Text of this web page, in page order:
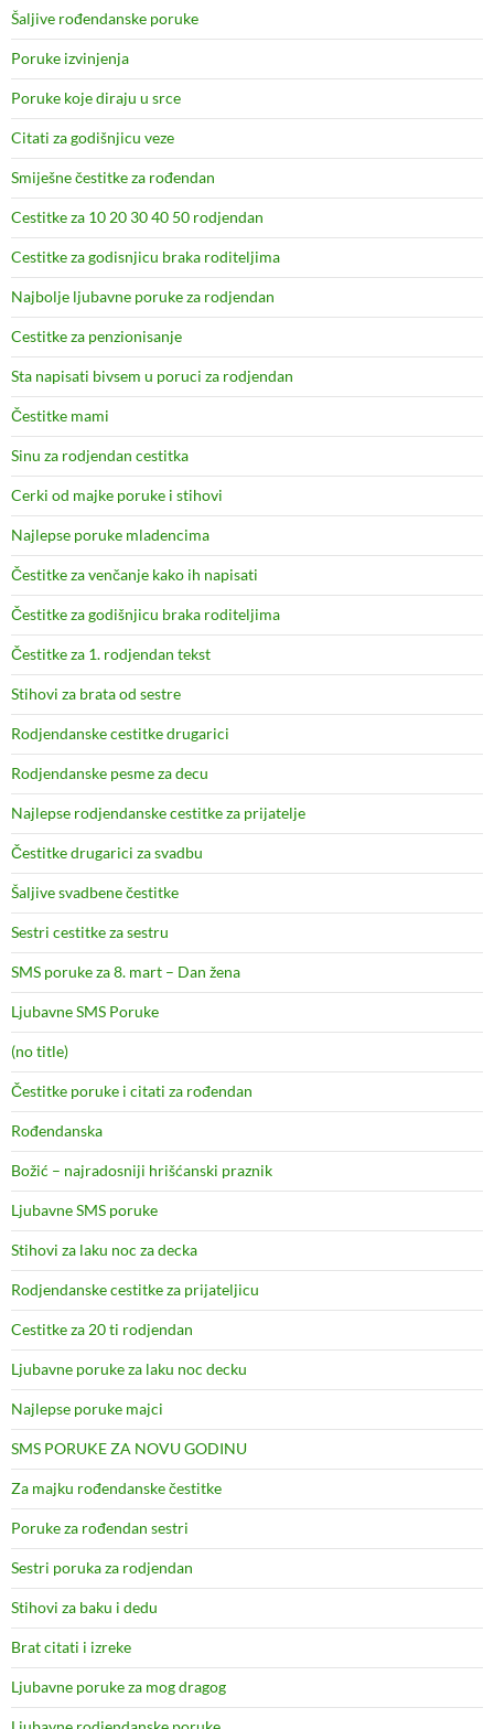
Šaljive rođendanske poruke
Poruke izvinjenja
Poruke koje diraju u srce
Citati za godišnjicu veze
Smiješne čestitke za rođendan
Cestitke za 10 20 30 40 50 rodjendan
Cestitke za godisnjicu braka roditeljima
Najbolje ljubavne poruke za rodjendan
Cestitke za penzionisanje
Sta napisati bivsem u poruci za rodjendan
Čestitke mami
Sinu za rodjendan cestitka
Cerki od majke poruke i stihovi
Najlepse poruke mladencima
Čestitke za venčanje kako ih napisati
Čestitke za godišnjicu braka roditeljima
Čestitke za 1. rodjendan tekst
Stihovi za brata od sestre
Rodjendanske cestitke drugarici
Rodjendanske pesme za decu
Najlepse rodjendanske cestitke za prijatelje
Čestitke drugarici za svadbu
Šaljive svadbene čestitke
Sestri cestitke za sestru
SMS poruke za 8. mart – Dan žena
Ljubavne SMS Poruke
(no title)
Čestitke poruke i citati za rođendan
Rođendanska
Božić – najradosniji hrišćanski praznik
Ljubavne SMS poruke
Stihovi za laku noc za decka
Rodjendanske cestitke za prijateljicu
Cestitke za 20 ti rodjendan
Ljubavne poruke za laku noc decku
Najlepse poruke majci
SMS PORUKE ZA NOVU GODINU
Za majku rođendanske čestitke
Poruke za rođendan sestri
Sestri poruka za rodjendan
Stihovi za baku i dedu
Brat citati i izreke
Ljubavne poruke za mog dragog